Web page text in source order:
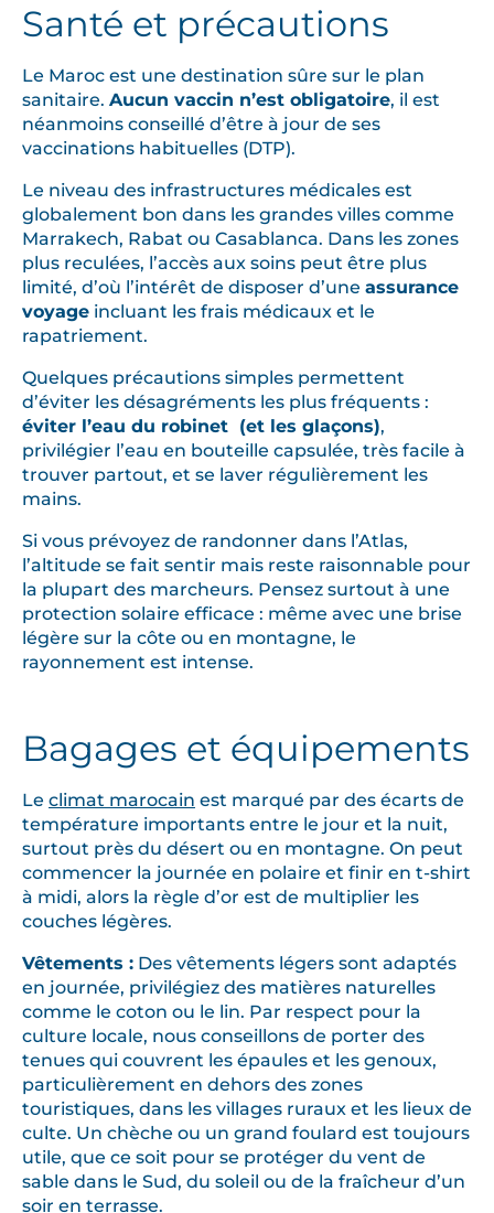
Santé et précautions
Le Maroc est une destination sûre sur le plan
sanitaire. Aucun vaccin n’est obligatoire, il est
néanmoins conseillé d’être à jour de ses
vaccinations habituelles (DTP).
Le niveau des infrastructures médicales est
globalement bon dans les grandes villes comme
Marrakech, Rabat ou Casablanca. Dans les zones
plus reculées, l’accès aux soins peut être plus
limité, d’où l’intérêt de disposer d’une assurance
voyage incluant les frais médicaux et le
rapatriement.
Quelques précautions simples permettent
d’éviter les désagréments les plus fréquents :
éviter l’eau du robinet (et les glaçons),
privilégier l’eau en bouteille capsulée, très facile à
trouver partout, et se laver régulièrement les
mains.
Si vous prévoyez de randonner dans l’Atlas,
l’altitude se fait sentir mais reste raisonnable pour
la plupart des marcheurs. Pensez surtout à une
protection solaire efficace : même avec une brise
légère sur la côte ou en montagne, le
rayonnement est intense.
Bagages et équipements
Le climat marocain est marqué par des écarts de
température importants entre le jour et la nuit,
surtout près du désert ou en montagne. On peut
commencer la journée en polaire et finir en t-shirt
à midi, alors la règle d’or est de multiplier les
couches légères.
Vêtements : Des vêtements légers sont adaptés
en journée, privilégiez des matières naturelles
comme le coton ou le lin. Par respect pour la
culture locale, nous conseillons de porter des
tenues qui couvrent les épaules et les genoux,
particulièrement en dehors des zones
touristiques, dans les villages ruraux et les lieux de
culte. Un chèche ou un grand foulard est toujours
utile, que ce soit pour se protéger du vent de
sable dans le Sud, du soleil ou de la fraîcheur d’un
soir en terrasse.